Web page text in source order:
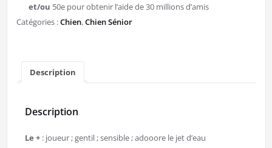
et/ou 50e pour obtenir l’aide de 30 millions d’amis
Catégories :Chien,Chien Sénior
Description
Description
Le +: joueur ; gentil ; sensible ; adooore le jet d’eau